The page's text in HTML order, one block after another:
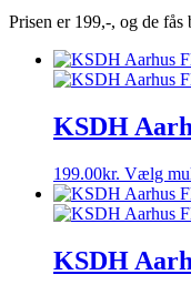
Prisen er 199,-, og de fås
KSDH
199.00kr. Vælg
KSDH